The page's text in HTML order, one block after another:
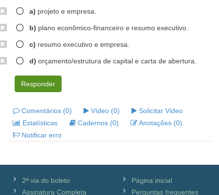
a) projeto e empresa.
b) plano econômico-financeiro e resumo executivo.
c) resumo executivo e empresa.
d) orçamento/estrutura de capital e carta de abertura.
Responder
Comentários (0) Vídeo (0)
Solicitar Video
Estatísticas
Cadernos (0)
Anotações (0)
Notificar erro
2ª via do boleto
Assinatura Completa
Página inicial
Perguntas frequentes